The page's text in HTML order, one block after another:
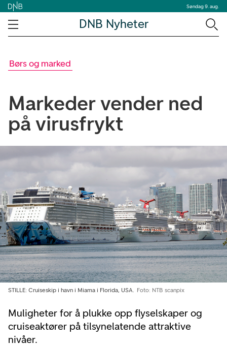
Søndag 9. aug.
DNB Nyheter
Børs og marked
Markeder vender ned
på virusfrykt
Muligheter for å plukke opp flyselskaper og
cruiseaktører på tilsynelatende attraktive
nivåer.
STILLE: Cruiseskip i havn i Miama i Florida, USA. Foto: NTB scanpix